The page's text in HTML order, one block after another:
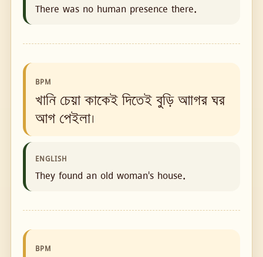
There was no human presence there.
BPM
খানি চেয়া কাকেই দিতেই বুড়ি আাগর ঘর
আগ পেইলা।
ENGLISH
They found an old woman's house.
BPM